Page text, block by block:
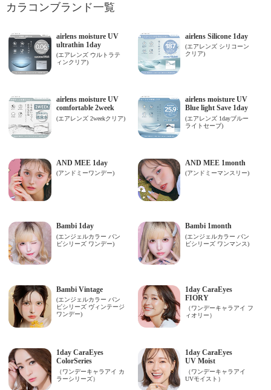
カラコンブランド一覧